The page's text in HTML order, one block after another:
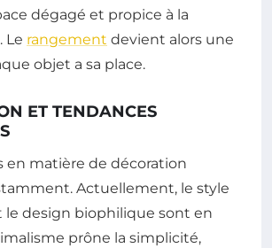
dégagé et propice à la
Le rangement devient alors une
objet a sa place.
ET TENDANCES
en matière de décoration
Actuellement, le style
le design biophilique sont en
prône la simplicité,